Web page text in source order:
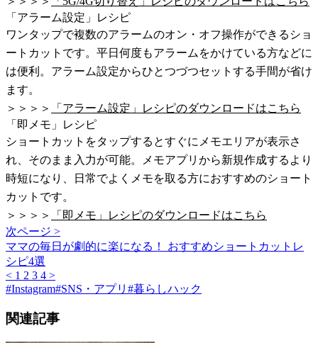
「アラーム設定」レシピ
ワンタップで複数のアラームのオン・オフ操作ができるショ
ートカットです。平日何度もアラームをかけている方などに
は便利。アラーム設定からひとつづつセットする手間が省け
ます。
＞＞＞＞
「アラーム設定」レシピのダウンロードはこちら
「即メモ」レシピ
ショートカットをタップするとすぐにメモエリアが表示さ
れ、そのまま入力が可能。メモアプリから新規作成するより
時短になり、日常でよくメモを取る方におすすめのショート
カットです。
＞＞＞＞
「即メモ」レシピのダウンロードはこちら
次ページ >
ママの毎日が劇的に楽になる！ おすすめショートカットレ
シピ4選
< 1 2 3 4 >
#Instagram#SNS・アプリ #暮らしハック
関連記事